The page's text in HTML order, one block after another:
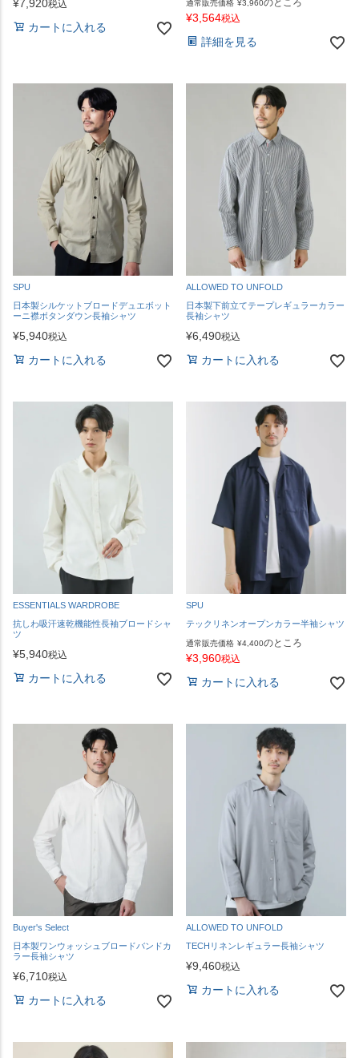
¥7,920税込
カートに入れる
通常販売価格 ¥3,960のところ
¥3,564税込
詳細を見る
SPU
日本製シルケットブロードデュエボット
ーニ襟ボタンダウン長袖シャツ
¥5,940税込
カートに入れる
ALLOWED TO UNFOLD
日本製下前立てテープレギュラーカラー
長袖シャツ
¥6,490税込
カートに入れる
ESSENTIALS WARDROBE
抗しわ吸汗速乾機能性長袖ブロードシャ
ツ
¥5,940税込
カートに入れる
SPU
テックリネンオープンカラー半袖シャツ
通常販売価格 ¥4,400のところ
¥3,960税込
カートに入れる
Buyer's Select
日本製ワンウォッシュブロードバンドカ
ラー長袖シャツ
¥6,710税込
カートに入れる
ALLOWED TO UNFOLD
TECHリネンレギュラー長袖シャツ
¥9,460税込
カートに入れる